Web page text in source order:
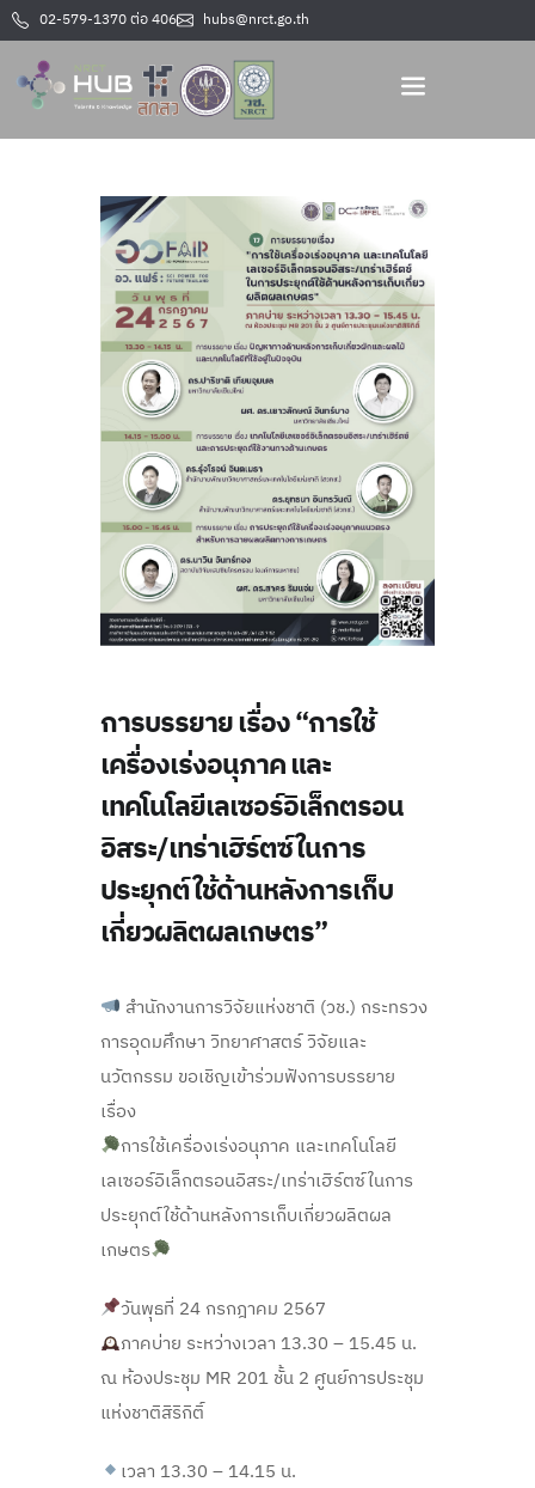
02-579-1370 ต่อ 406 hubs@nrct.go.th
การบรรยาย เรื่อง “การใช้
เครื่องเร่งอนุภาค และ
เทคโนโลยีเลเซอร์อิเล็กตรอน
อิสระ/เทร่าเฮิร์ตซ์ในการ
ประยุกต์ใช้ด้านหลังการเก็บ
เกี่ยวผลิตผลเกษตร”
สำนักงานการวิจัยแห่งชาติ (วช.) กระทรวง
การอุดมศึกษา วิทยาศาสตร์ วิจัยและ
นวัตกรรม ขอเชิญเข้าร่วมฟังการบรรยาย
เรื่อง
การใช้เครื่องเร่งอนุภาค และเทคโนโลยี
เลเซอร์อิเล็กตรอนอิสระ/เทร่าเฮิร์ตซ์ในการ
ประยุกต์ใช้ด้านหลังการเก็บเกี่ยวผลิตผล
เกษตร
วันพุธที่ 24 กรกฎาคม 2567
ภาคบ่าย ระหว่างเวลา 13.30 – 15.45 น.
ณ ห้องประชุม MR 201 ชั้น 2 ศูนย์การประชุม
แห่งชาติสิริกิติ์
เวลา 13.30 – 14.15 น.